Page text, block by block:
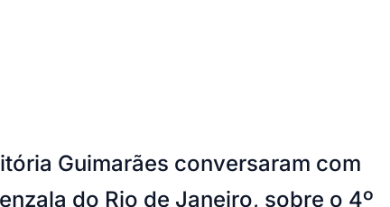
Guimarães conversaram com
do Rio de Janeiro, sobre o 4º